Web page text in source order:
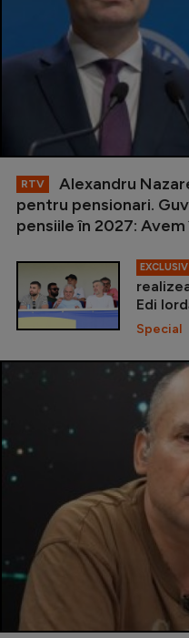
RTV
Alexandru
pentru pensionari.
pensiile în 2027:
EXCLUSIV
Edi
Special